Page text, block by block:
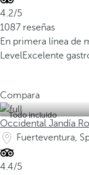
4.2/5
1087 reseñas
En primera línea de
LevelExcelente
Compara
Todo incluido
Occidental Jandía
Fuerteventura,
4.4/5